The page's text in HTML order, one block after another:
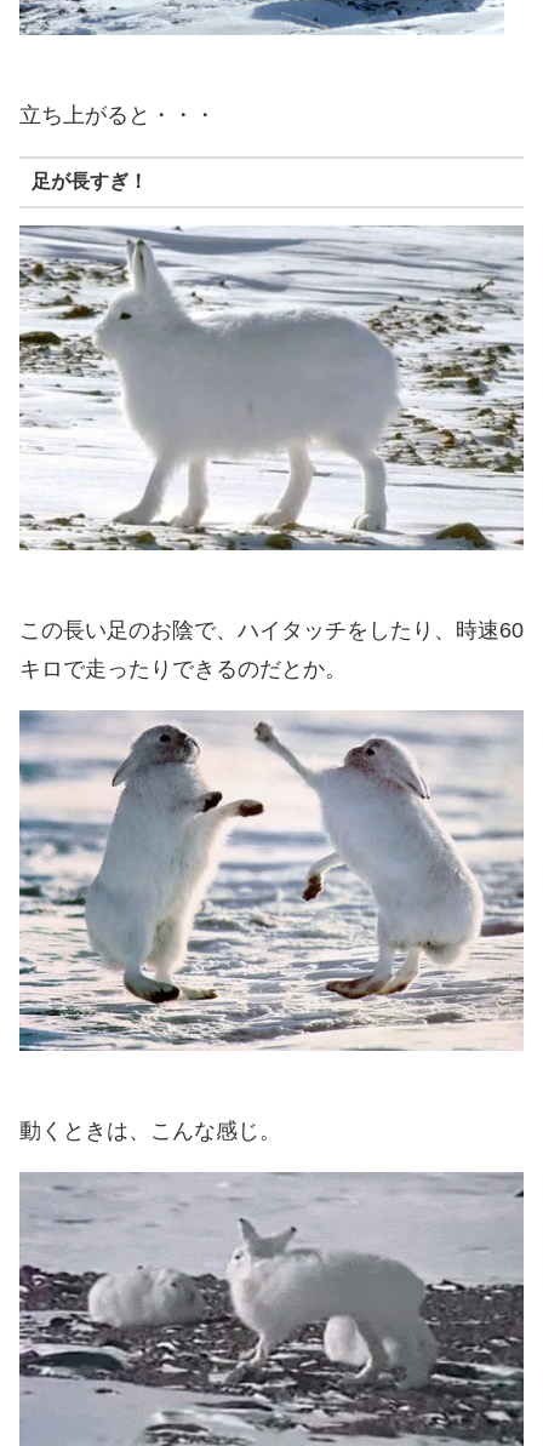
立ち上がると・・・
足が長すぎ！
この長い足のお陰で、ハイタッチをしたり、時速60
キロで走ったりできるのだとか。
動くときは、こんな感じ。